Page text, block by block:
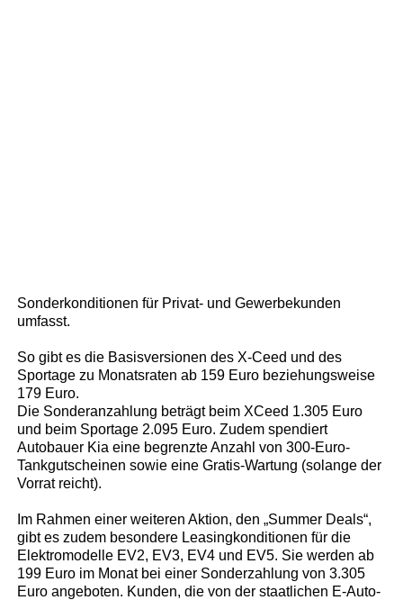
Sonderkonditionen für Privat- und Gewerbekunden
umfasst.
So gibt es die Basisversionen des X-Ceed und des
Sportage zu Monatsraten ab 159 Euro beziehungsweise
179 Euro.
Die Sonderanzahlung beträgt beim XCeed 1.305 Euro
und beim Sportage 2.095 Euro. Zudem spendiert
Autobauer Kia eine begrenzte Anzahl von 300-Euro-
Tankgutscheinen sowie eine Gratis-Wartung (solange der
Vorrat reicht).
Im Rahmen einer weiteren Aktion, den „Summer Deals“,
gibt es zudem besondere Leasingkonditionen für die
Elektromodelle EV2, EV3, EV4 und EV5. Sie werden ab
199 Euro im Monat bei einer Sonderzahlung von 3.305
Euro angeboten. Kunden, die von der staatlichen E-Auto-